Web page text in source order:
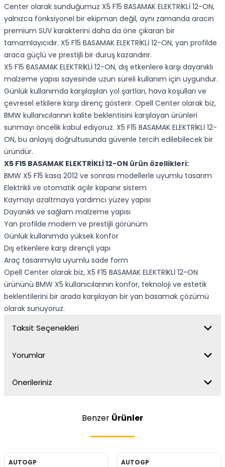
Center olarak sunduğumuz X5 F15 BASAMAK ELEKTRİKLİ 12-ON,
yalnızca fonksiyonel bir ekipman değil, aynı zamanda aracın
premium SUV karakterini daha da öne çıkaran bir
tamamlayıcıdır. X5 F15 BASAMAK ELEKTRİKLİ 12-ON, yan profilde
araca güçlü ve prestijli bir duruş kazandırır.
X5 F15 BASAMAK ELEKTRİKLİ 12-ON, dış etkenlere karşı dayanıklı
malzeme yapısı sayesinde uzun süreli kullanım için uygundur.
Günlük kullanımda karşılaşılan yol şartları, hava koşulları ve
çevresel etkilere karşı direnç gösterir. Opell Center olarak biz,
BMW kullanıcılarının kalite beklentisini karşılayan ürünleri
sunmayı öncelik kabul ediyoruz. X5 F15 BASAMAK ELEKTRİKLİ 12-
ON, bu anlayış doğrultusunda güvenle tercih edilebilecek bir
üründür.
X5 F15 BASAMAK ELEKTRİKLİ 12-ON ürün özellikleri:
BMW X5 F15 kasa 2012 ve sonrası modellerle uyumlu tasarım
Elektrikli ve otomatik açılır kapanır sistem
Kaymayı azaltmaya yardımcı yüzey yapısı
Dayanıklı ve sağlam malzeme yapısı
Yan profilde modern ve prestijli görünüm
Günlük kullanımda yüksek konfor
Dış etkenlere karşı dirençli yapı
Araç tasarımıyla uyumlu sade form
Opell Center olarak biz, X5 F15 BASAMAK ELEKTRİKLİ 12-ON
ürününü BMW X5 kullanıcılarının konfor, teknoloji ve estetik
beklentilerini bir arada karşılayan bir yan basamak çözümü
olarak sunuyoruz.
Taksit Seçenekleri
Yorumlar
Önerileriniz
Benzer Ürünler
AUTOGP
AUTOGP